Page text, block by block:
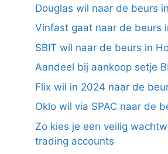
Douglas wil naar de beurs
Vinfast gaat naar de beurs
SBIT wil naar de beurs in
Aandeel bij aankoop setje
Flix wil in 2024 naar de
Oklo wil via SPAC naar de
Zo kies je een veilig
trading accounts